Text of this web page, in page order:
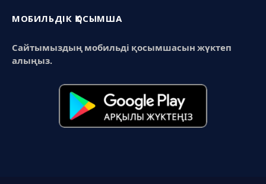
МОБИЛЬДІК ҚОСЫМША
Сайтымыздың мобильді қосымшасын жүктеп
алыңыз.